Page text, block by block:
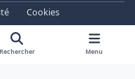
Cookies
depuis 2003
Rechercher Menu